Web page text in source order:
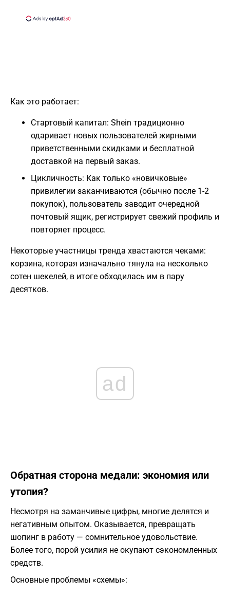
Как это работает:
Стартовый капитал: Shein традиционно
одаривает новых пользователей жирными
приветственными скидками и бесплатной
доставкой на первый заказ.
Цикличность: Как только «новичковые»
привилегии заканчиваются (обычно после 1-2
покупок), пользователь заводит очередной
почтовый ящик, регистрирует свежий профиль и
повторяет процесс.
Некоторые участницы тренда хвастаются чеками:
корзина, которая изначально тянула на несколько
сотен шекелей, в итоге обходилась им в пару
десятков.
ad
Обратная сторона медали: экономия или
утопия?
Несмотря на заманчивые цифры, многие делятся и
негативным опытом. Оказывается, превращать
шопинг в работу — сомнительное удовольствие.
Более того, порой усилия не окупают сэкономленных
средств.
Основные проблемы «схемы»: